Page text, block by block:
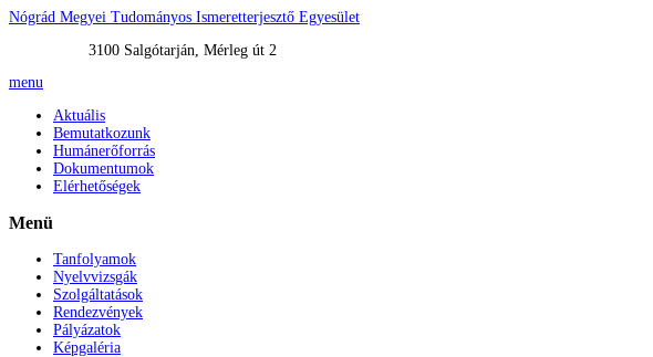
Nógrád Megyei Tudományos Ismeretterjesztő Egyesület
3100 Salgótarján, Mérleg út 2
menu
Aktuális
Bemutatkozunk
Humánerőforrás
Dokumentumok
Elérhetőségek
Menü
Tanfolyamok
Nyelvvizsgák
Szolgáltatások
Rendezvények
Pályázatok
Képgaléria